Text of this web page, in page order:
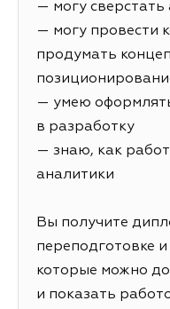
— могу сверстать
— могу провести
продумать
— умею
в разработку
— знаю, как
аналитики
Вы получите
переподготовке
которые можно
и показать